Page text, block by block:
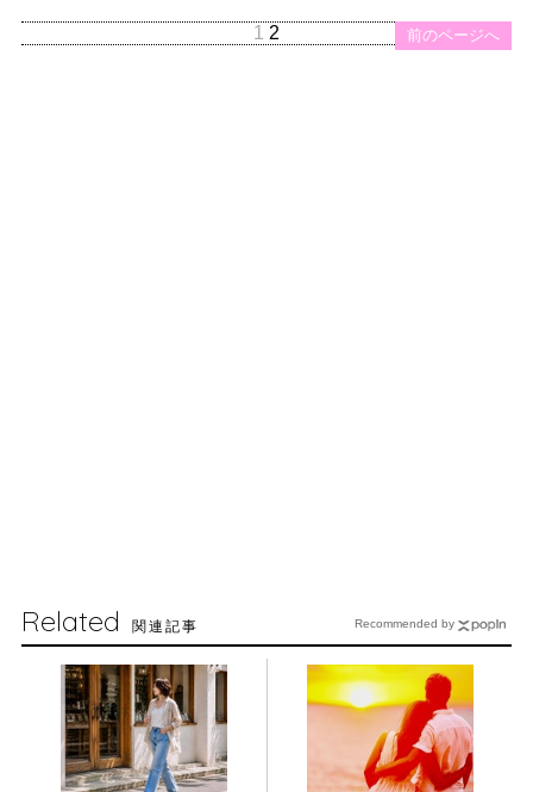
前のページへ
1 2
Related 関連記事 Recommended by